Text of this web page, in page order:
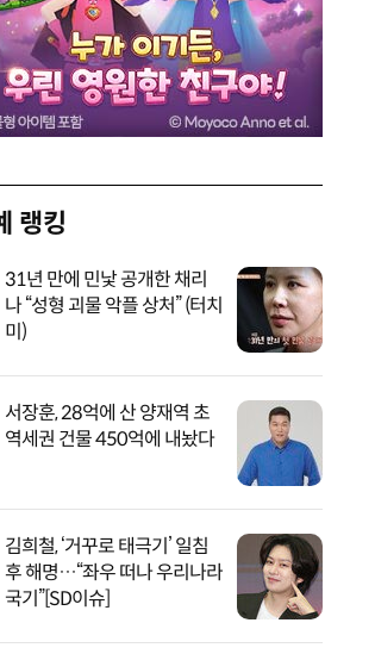
랭킹
31년 만에 민낯 공개한 채리
나 “성형 괴물 악플 상처” (터치
미)
서장훈, 28억에 산 양재역 초
역세권 건물 450억에 내놨다
김희철, ‘거꾸로 태극기’ 일침
후 해명…“좌우 떠나 우리나라
국기”[SD이슈]